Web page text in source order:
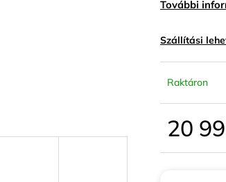
További
Szállítási
Raktáron
20
KIS MÉRETŰ KABINBŐRÖND SZÜRKE